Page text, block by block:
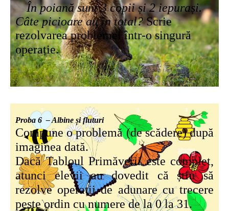
În poiană sunt 3 copii și 2 iepurași.
Câte picioare au în total?Scrie
rezolvarea problemei într-o singură
operație.
Proba 6 – Albine și fluturi
Compune o problemă (de scădere) după
imaginea dată.
Dacă Tabloul Primăverii este complet,
atunci elevii au dovedit că știu să
rezolve operații de adunare cu trecere
peste ordin cu numere de la 0 la 31.